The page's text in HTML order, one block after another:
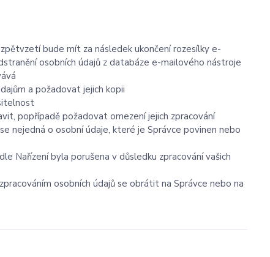
bude mít za následekukončení rozesílky e-
osobních údajů z databáze e-mailového nástroje
a požadovat jejich kopii
popřípadě požadovat omezení jejich zpracování
nejedná o osobní údaje, které je Správce povinen nebo
Nařízení byla porušena v důsledku zpracování vašich
osobních údajů se obrátit na Správce nebo na